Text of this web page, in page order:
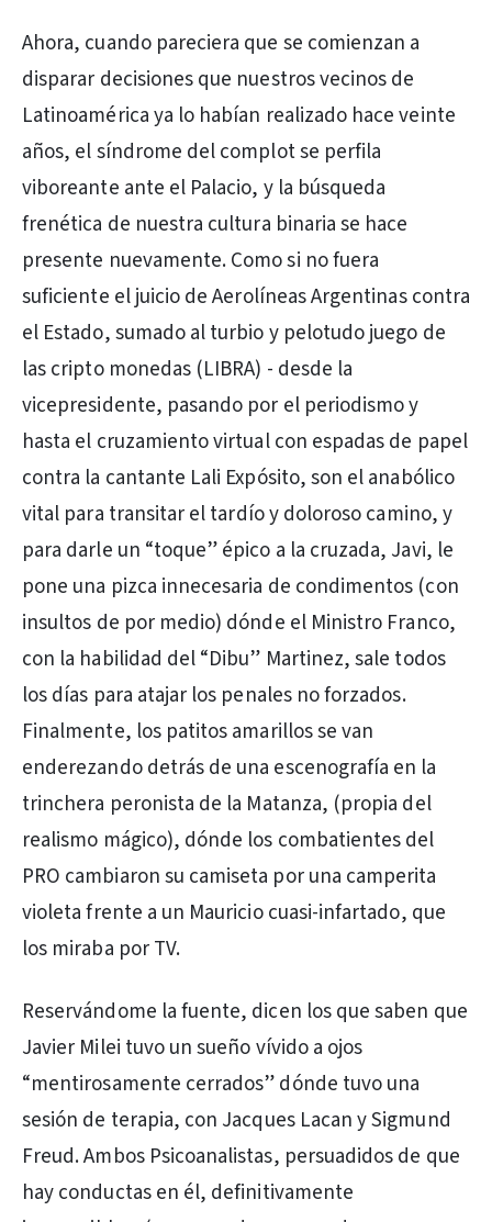
Ahora, cuando pareciera que se comienzan a
disparar decisiones que nuestros vecinos de
Latinoamérica ya lo habían realizado hace veinte
años, el síndrome del complot se perfila
viboreante ante el Palacio, y la búsqueda
frenética de nuestra cultura binaria se hace
presente nuevamente. Como si no fuera
suficiente el juicio de Aerolíneas Argentinas contra
el Estado, sumado al turbio y pelotudo juego de
las cripto monedas (LIBRA) - desde la
vicepresidente, pasando por el periodismo y
hasta el cruzamiento virtual con espadas de papel
contra la cantante Lali Expósito, son el anabólico
vital para transitar el tardío y doloroso camino, y
para darle un “toque” épico a la cruzada, Javi, le
pone una pizca innecesaria de condimentos (con
insultos de por medio) dónde el Ministro Franco,
con la habilidad del “Dibu” Martinez, sale todos
los días para atajar los penales no forzados.
Finalmente, los patitos amarillos se van
enderezando detrás de una escenografía en la
trinchera peronista de la Matanza, (propia del
realismo mágico), dónde los combatientes del
PRO cambiaron su camiseta por una camperita
violeta frente a un Mauricio cuasi-infartado, que
los miraba por TV.
Reservándome la fuente, dicen los que saben que
Javier Milei tuvo un sueño vívido a ojos
“mentirosamente cerrados” dónde tuvo una
sesión de terapia, con Jacques Lacan y Sigmund
Freud. Ambos Psicoanalistas, persuadidos de que
hay conductas en él, definitivamente